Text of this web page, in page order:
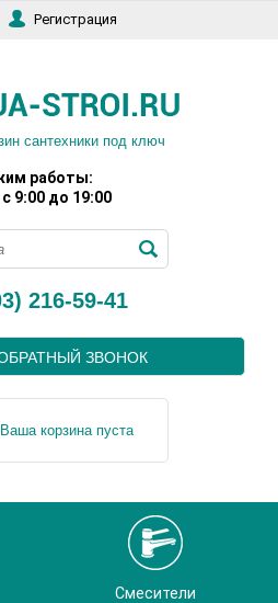
Регистрация
сантехники под ключ
работы:
9:00 до 19:00
216-59-41
ЗВОНОК
Ваша корзина пуста
Смесители